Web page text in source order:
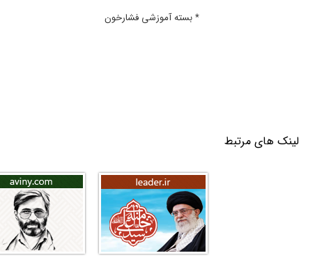
* بسته آموزشی فشارخون
لینک های مرتبط